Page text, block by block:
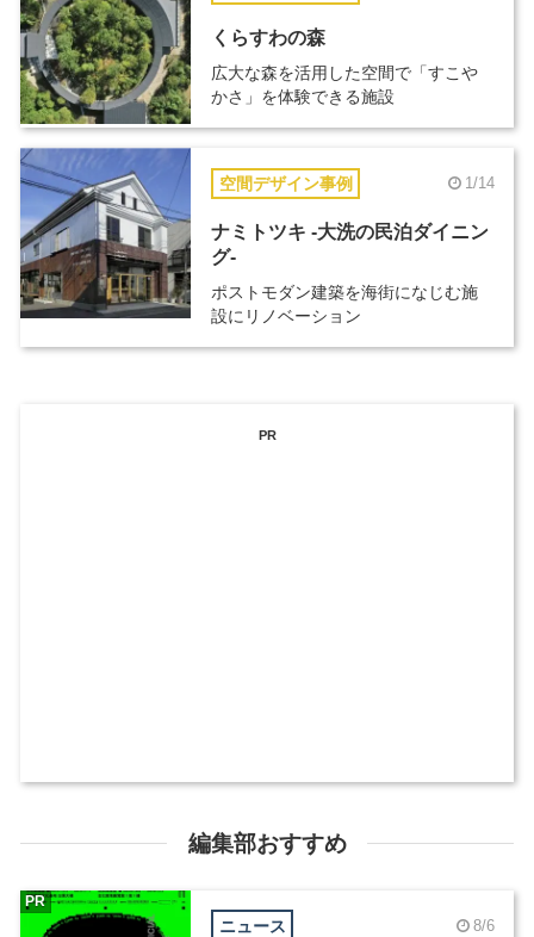
くらすわの森
広大な森を活用した空間で「すこや
かさ」を体験できる施設
空間デザイン事例 1/14
ナミトツキ -大洗の民泊ダイニン
グ-
ポストモダン建築を海街になじむ施
設にリノベーション
PR
編集部おすすめ
ニュース 8/6
PR